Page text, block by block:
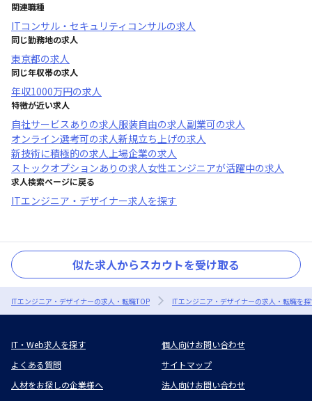
関連職種
ITコンサル・セキュリティコンサルの求人
同じ勤務地の求人
東京都の求人
同じ年収帯の求人
年収1000万円の求人
特徴が近い求人
自社サービスあり の求人服装自由の求人副業可の求人
オンライン選考可の求人新規立ち上げの求人
新技術に積極的の求人上場企業の求人
ストックオプションあり の求人女性エンジニアが活躍中の求人
求人検索ページに戻る
ITエンジニア・デザイナー求人を探す
似た求人からスカウトを受け取る
ITエンジニア・デザイナーの求人・転職TOP ITエンジニア・デザイナーの求人・転職を
IT・Web求人を探す
個人向けお問い合わせ
よくある質問
サイトマップ
人材をお探しの企業様へ
法人向けお問い合わせ